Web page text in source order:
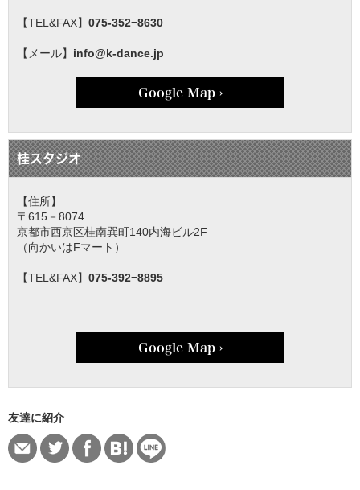
【TEL&FAX】 075-352−8630
【メール】 info@k-dance.jp
Google Map ›
桂スタジオ
【住所】
〒615－8074
京都市西京区桂南巽町140内海ビル2F
（向かいはFマート）
【TEL&FAX】 075-392−8895
Google Map ›
友達に紹介